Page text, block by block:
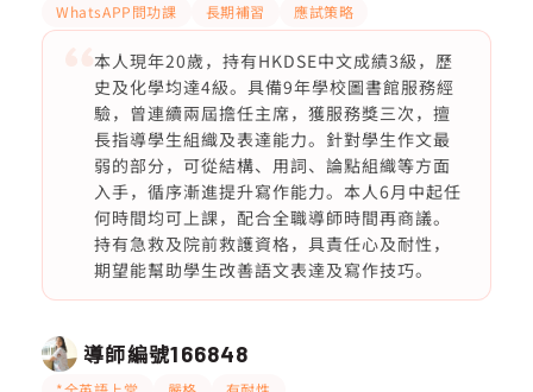
WhatsAPP問功課 長期補習 應試策略
本人現年20歲，持有HKDSE中文成績3級，歷
史及化學均達4級。具備9年學校圖書館服務經
驗，曾連續兩屆擔任主席，獲服務獎三次，擅
長指導學生組織及表達能力。針對學生作文最
弱的部分，可從結構、用詞、論點組織等方面
入手，循序漸進提升寫作能力。本人6月中起任
何時間均可上課，配合全職導師時間再商議。
持有急救及院前救護資格，具責任心及耐性，
期望能幫助學生改善語文表達及寫作技巧。
導師編號166848